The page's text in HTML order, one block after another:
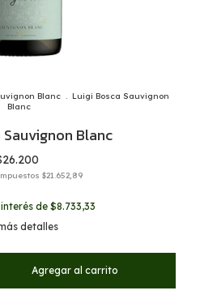
Blanc . Luigi Bosca Sauvignon
Blanc
Blanc
$21.652,89
de $8.733,33
detalles